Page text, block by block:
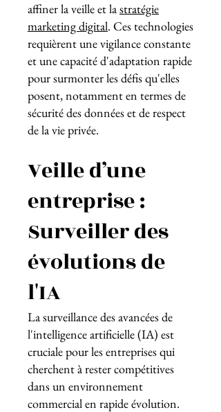
affiner la veille et lastratégie
marketing digital. Ces technologies
requièrent une vigilance constante
et une capacité d'adaptation rapide
pour surmonter les défis qu'elles
posent, notamment en termes de
sécurité des données et de respect
de la vie privée.
Veille d’une
entreprise :
Surveiller des
évolutions de
l'IA
La surveillance des avancées de
l'intelligence artificielle (IA) est
cruciale pour les entreprises qui
cherchent à rester compétitives
dans un environnement
commercial en rapide évolution.